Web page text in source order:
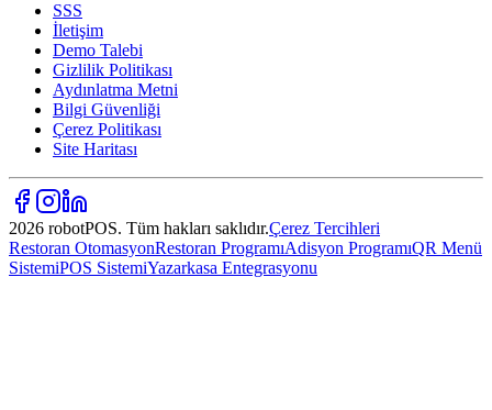
SSS
İletişim
Demo Talebi
Gizlilik Politikası
Aydınlatma Metni
Bilgi Güvenliği
Çerez Politikası
Site Haritası
2026 robotPOS. Tüm hakları saklıdır.Çerez Tercihleri
Restoran OtomasyonRestoran ProgramıAdisyon ProgramıQR Menü
SistemiPOS SistemiYazarkasa Entegrasyonu